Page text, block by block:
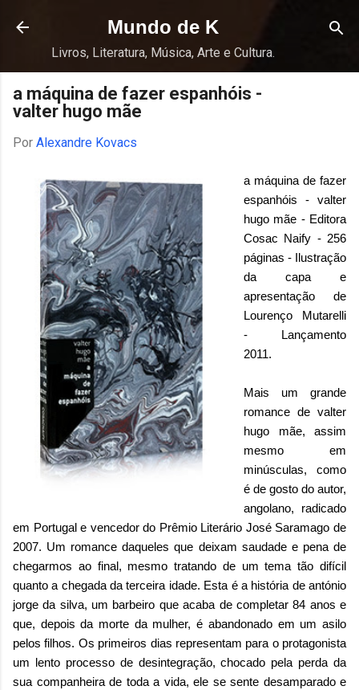
Pular para o conteúdo principal
Mundo de K
Livros, Literatura, Música, Arte e Cultura.
a máquina de fazer espanhóis -
valter hugo mãe
Por Alexandre Kovacs
a máquina de fazer
espanhóis - valter
hugo mãe - Editora
Cosac Naify - 256
páginas - Ilustração
da capa e
apresentação de
Lourenço Mutarelli
- Lançamento
2011.
Mais um grande
romance de valter
hugo mãe, assim
mesmo em
minúsculas, como
é de gosto do autor,
angolano, radicado
em Portugal e vencedor do Prêmio Literário José Saramago de
2007. Um romance daqueles que deixam saudade e pena de
chegarmos ao final, mesmo tratando de um tema tão difícil
quanto a chegada da terceira idade. Esta é ahistória deantónio
jorge da silva, um barbeiro que acaba de completar 84 anos e
que, depois da morte da mulher, é abandonado em um asilo
pelos filhos. Os primeiros dias representam para o protagonista
um lento processo de desintegração, chocado pela perda da
sua companheira de toda a vida, ele se sente desamparado e